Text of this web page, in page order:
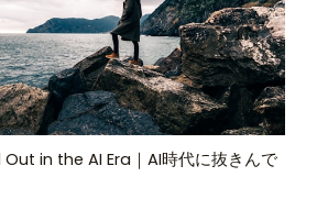
in the AI Era｜AI時代に抜きんで